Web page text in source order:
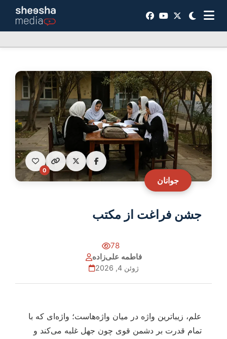
جوانان
0
جشن فراغت از مکتب
78
فاطمه علی‌زاده
ژوئن 4, 2026
علم، زیباترین واژه در میان واژه‌هاست؛ واژه‌ای که با
تمام قدرت بر دشمن قوی چون جهل غلبه می‌کند و